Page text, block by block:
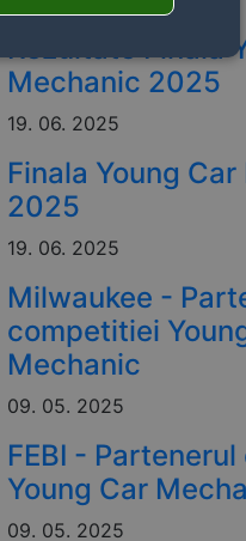
Rezultate Finala
Mechanic 2025
19. 06. 2025
Finala Young
2025
19. 06. 2025
Milwaukee -
competitiei
Mechanic
09. 05. 2025
FEBI -
Young Car
09. 05. 2025